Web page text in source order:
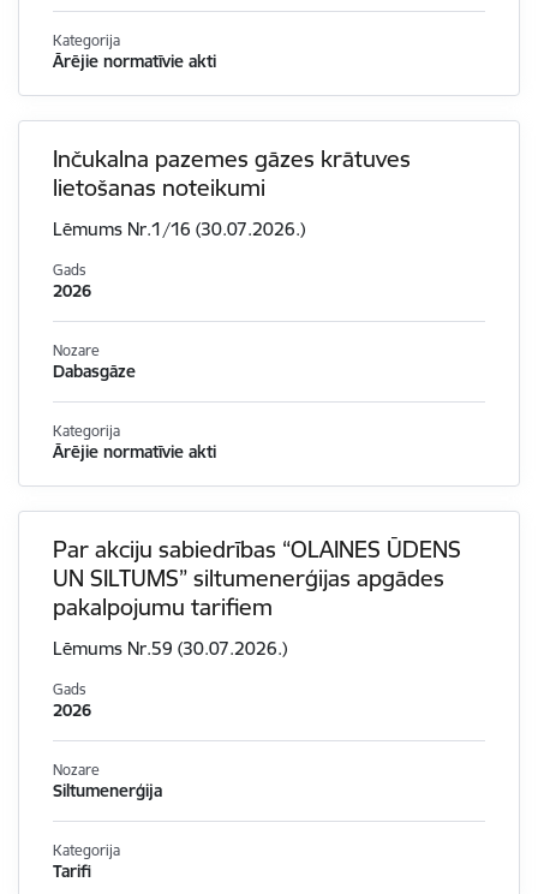
Kategorija
Ārējie normatīvie akti
Inčukalna pazemes gāzes krātuves
lietošanas noteikumi
Lēmums Nr.1/16 (30.07.2026.)
Gads
2026
Nozare
Dabasgāze
Kategorija
Ārējie normatīvie akti
Par akciju sabiedrības “OLAINES ŪDENS
UN SILTUMS” siltumenerģijas apgādes
pakalpojumu tarifiem
Lēmums Nr.59 (30.07.2026.)
Gads
2026
Nozare
Siltumenerģija
Kategorija
Tarifi